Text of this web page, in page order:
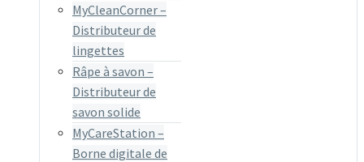
MyCleanCorner –
Distributeur de
lingettes
Râpe à savon –
Distributeur de
savon solide
MyCareStation –
Borne digitale de